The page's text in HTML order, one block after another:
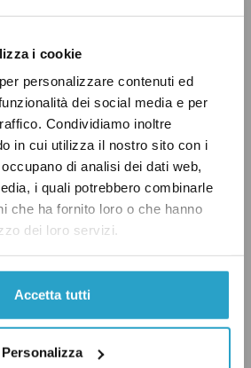
i cookie
personalizzare contenuti ed
dei social media e per
Condividiamo inoltre
in cui utilizza il nostro sito con i
di analisi dei dati web,
i quali potrebbero combinarle
che ha fornito loro o che hanno
dei loro servizi.
Accetta tutti
Personalizza
in possesso di t
le attività di ricerca
e perforazione del pozzo
l’individuazione di un
di idrocarburi), anche
è vero che il decreto di
delle aree marine ha
ri-disciplinato, le aree
possibile effettuare nuove